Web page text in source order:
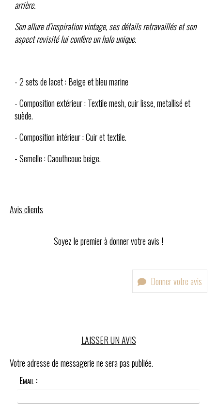
arrière.
Son allure d’inspiration vintage, ses détails retravaillés et son
aspect revisité lui confère un halo unique.
- 2 sets de lacet : Beige et bleu marine
- Composition extérieur : Textile mesh, cuir lisse, metallisé et
suède.
- Composition intérieur : Cuir et textile.
- Semelle : Caouthcouc beige.
Avis clients
Soyez le premier à donner votre avis !
Donner votre avis
LAISSER UN AVIS
Votre adresse de messagerie ne sera pas publiée.
Email :